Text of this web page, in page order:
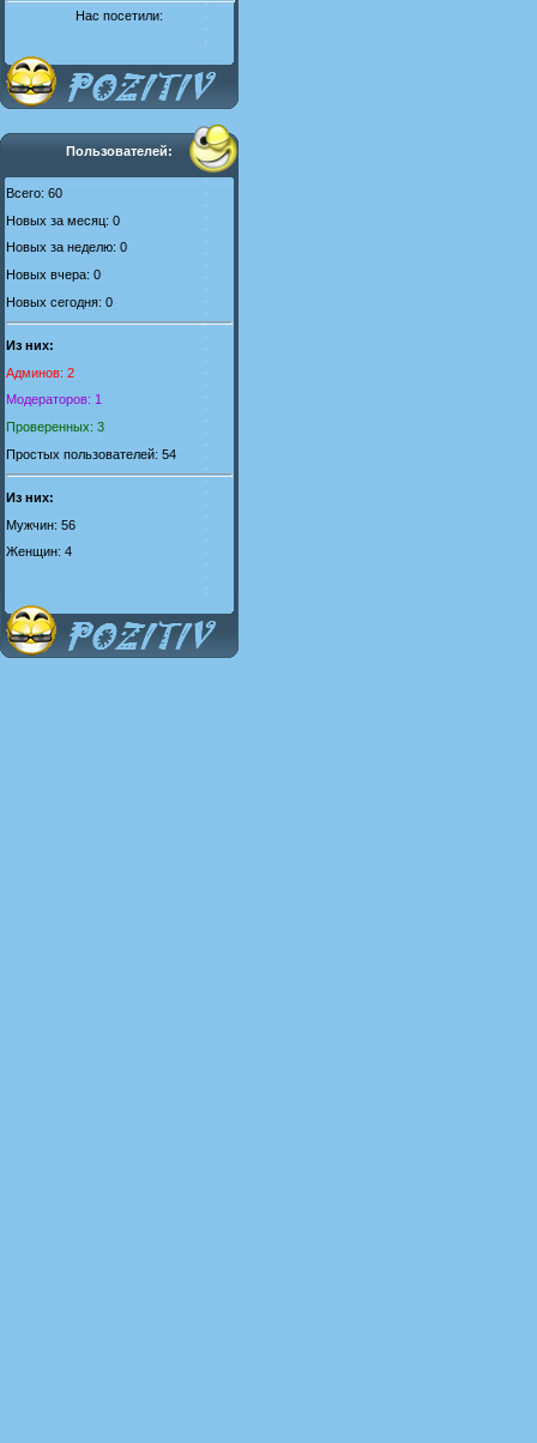
Нас посетили:
Пользователей:
Всего: 60
Новых за месяц: 0
Новых за неделю: 0
Новых вчера: 0
Новых сегодня: 0
Из них:
Админов: 2
Модераторов: 1
Проверенных: 3
Простых пользователей: 54
Из них:
Мужчин: 56
Женщин: 4